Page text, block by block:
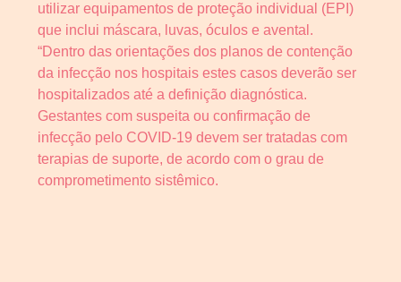
utilizar equipamentos de proteção individual (EPI)
que inclui máscara, luvas, óculos e avental.
“Dentro das orientações dos planos de contenção
da infecção nos hospitais estes casos deverão ser
hospitalizados até a definição diagnóstica.
Gestantes com suspeita ou confirmação de
infecção pelo COVID-19 devem ser tratadas com
terapias de suporte, de acordo com o grau de
comprometimento sistêmico.